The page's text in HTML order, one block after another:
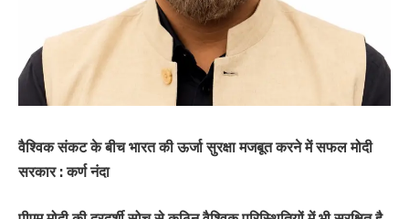
वैश्विक संकट के बीच भारत की ऊर्जा सुरक्षा मजबूत करने में सफल मोदी
सरकार : कर्ण नंदा